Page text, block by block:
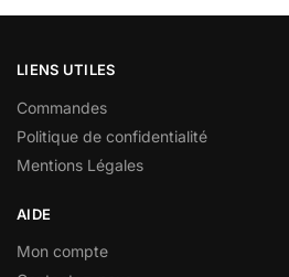
LIENS UTILES
Commandes
Politique de confidentialité
Mentions Légales
AIDE
Mon compte